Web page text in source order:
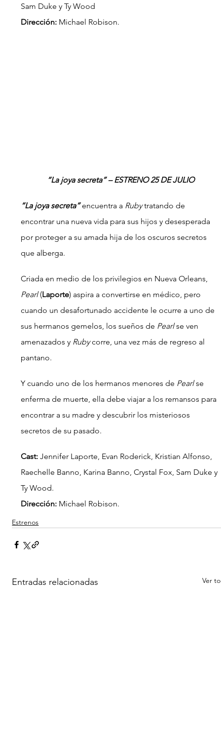
Sam Duke y Ty Wood
Dirección: Michael Robison.
“La joya secreta” – ESTRENO 25 DE JULIO
“La joya secreta” encuentra a Ruby tratando de
encontrar una nueva vida para sus hijos y desesperada
por proteger a su amada hija de los oscuros secretos
que alberga.
Criada en medio de los privilegios en Nueva Orleans,
Pearl (Laporte) aspira a convertirse en médico, pero
cuando un desafortunado accidente le ocurre a uno de
sus hermanos gemelos, los sueños de Pearl se ven
amenazados y Ruby corre, una vez más de regreso al
pantano.
Y cuando uno de los hermanos menores de Pearl se
enferma de muerte, ella debe viajar a los remansos para
encontrar a su madre y descubrir los misteriosos
secretos de su pasado.
Cast: Jennifer Laporte, Evan Roderick, Kristian Alfonso,
Raechelle Banno, Karina Banno, Crystal Fox, Sam Duke y
Ty Wood.
Dirección: Michael Robison.
Estrenos
Entradas relacionadas Ver